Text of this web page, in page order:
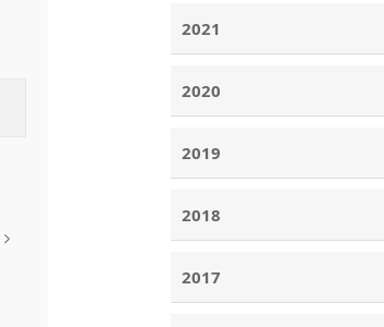
2021
2020
2019
2018
2017